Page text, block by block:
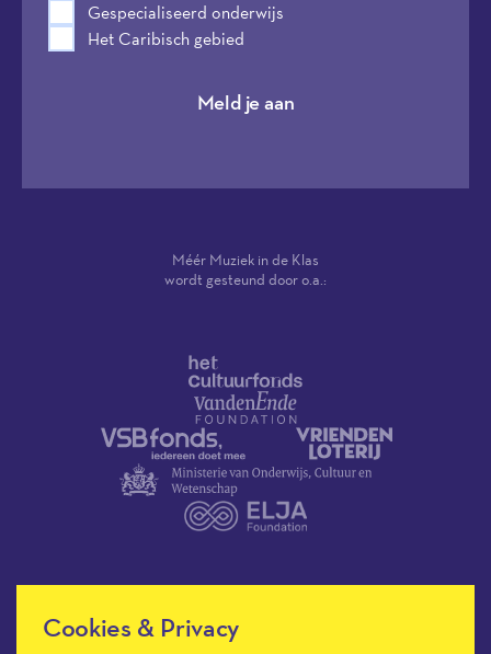
Cookies & Privacy
Gespecialiseerd onderwijs
Het Caribisch gebied
Meld je aan
Méér Muziek in de Klas
wordt gesteund door o.a.:
Méér Muziek in de Klas heeft de
culturele ANBI-status en is een